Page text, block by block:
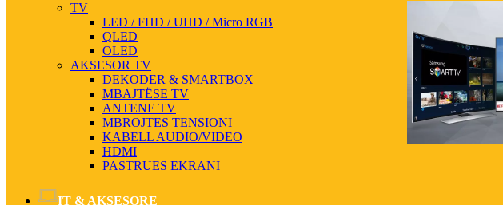
TV
LED / FHD / UHD / Micro RGB
QLED
OLED
AKSESOR TV
DEKODER & SMARTBOX
MBAJTËSE TV
ANTENE TV
MBROJTES TENSIONI
KABELL AUDIO/VIDEO
HDMI
PASTRUES EKRANI
IT & AKSESORE